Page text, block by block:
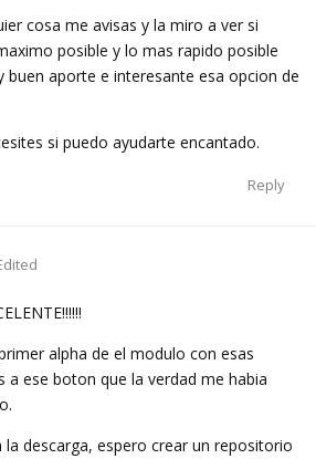
cosa me avisas y la miro a ver si
posible y lo mas rapido posible
buen aporte e interesante esa opcion de
si puedo ayudarte encantado.
Reply
alpha de el modulo con esas
a ese boton que la verdad me habia
descarga, espero crear un repositorio